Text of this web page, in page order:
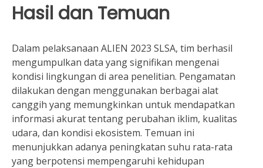
Hasil dan Temuan
Dalam pelaksanaan ALIEN 2023 SLSA, tim berhasil
mengumpulkan data yang signifikan mengenai
kondisi lingkungan di area penelitian. Pengamatan
dilakukan dengan menggunakan berbagai alat
canggih yang memungkinkan untuk mendapatkan
informasi akurat tentang perubahan iklim, kualitas
udara, dan kondisi ekosistem. Temuan ini
menunjukkan adanya peningkatan suhu rata-rata
yang berpotensi mempengaruhi kehidupan